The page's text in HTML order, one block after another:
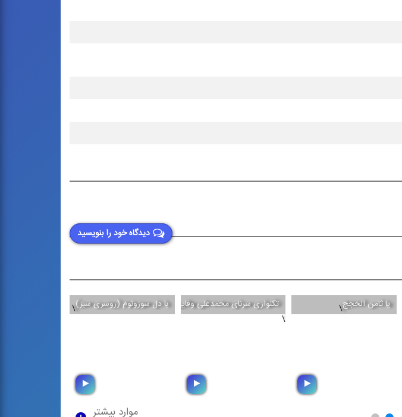
دیدگاه خود را بنویسید
یا ثامن الحجج\ تکنوازی سرنای محمدعلی وفایی
\
با دل سوزونوم (روسری سبز)\
موارد بیشتر